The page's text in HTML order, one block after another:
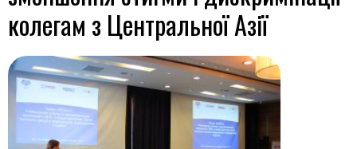
Розділи
Вакансії
Команда
Напрямки
колегам з Центральної Азії